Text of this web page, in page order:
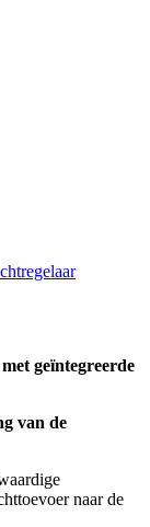
geïntegreerde
van de
naar de